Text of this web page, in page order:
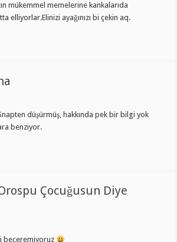
mükemmel memelerine kankalarıda
elliyorlar.Elinizi ayağınızı bi çekin aq.
düşürmüş, hakkında pek bir bilgi yok
benziyor.
Çocuğusun Diye
beceremiyoruz